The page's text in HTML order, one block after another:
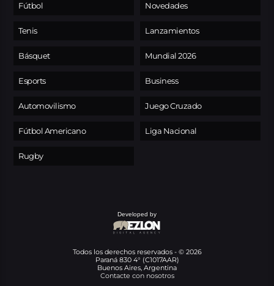
Fútbol
Tenis
Básquet
Esports
Automovilismo
Fútbol Americano
Rugby
Novedades
Lanzamientos
Mundial 2026
Business
Juego Cruzado
Liga Nacional
Developed by
Todos los derechos reservados - © 2026
Paraná 830 4° (C1017AAR)
Buenos Aires, Argentina
Contacte con nosotros